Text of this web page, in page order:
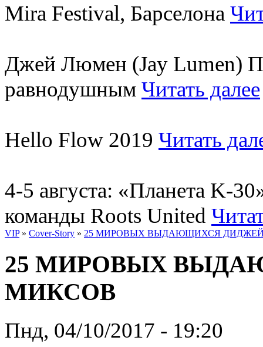
Mira Festival, Барселона
Джей Люмен (Jay Lumen)
равнодушным Читать далее
Hello Flow 2019 Читать
4-5 августа: «Планета K-
команды Roots United
VIP» Cover-Story » 25 МИРОВЫХ ВЫДАЮЩИХСЯ
25 МИРОВЫХ
МИКСОВ
Пнд, 04/10/2017 - 19:20